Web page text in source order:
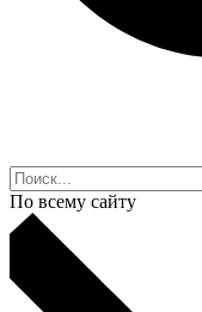
По всему сайту